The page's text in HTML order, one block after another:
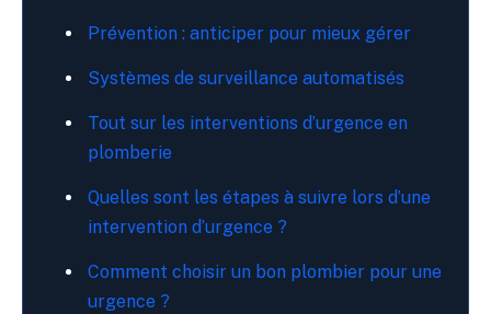
Prévention : anticiper pour mieux gérer
Systèmes de surveillance automatisés
Tout sur les interventions d’urgence en
plomberie
Quelles sont les étapes à suivre lors d’une
intervention d’urgence ?
Comment choisir un bon plombier pour une
urgence ?